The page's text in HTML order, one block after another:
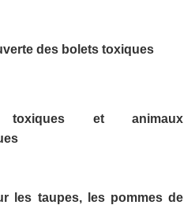
des bolets toxiques
toxiques et animaux
les taupes, les pommes de